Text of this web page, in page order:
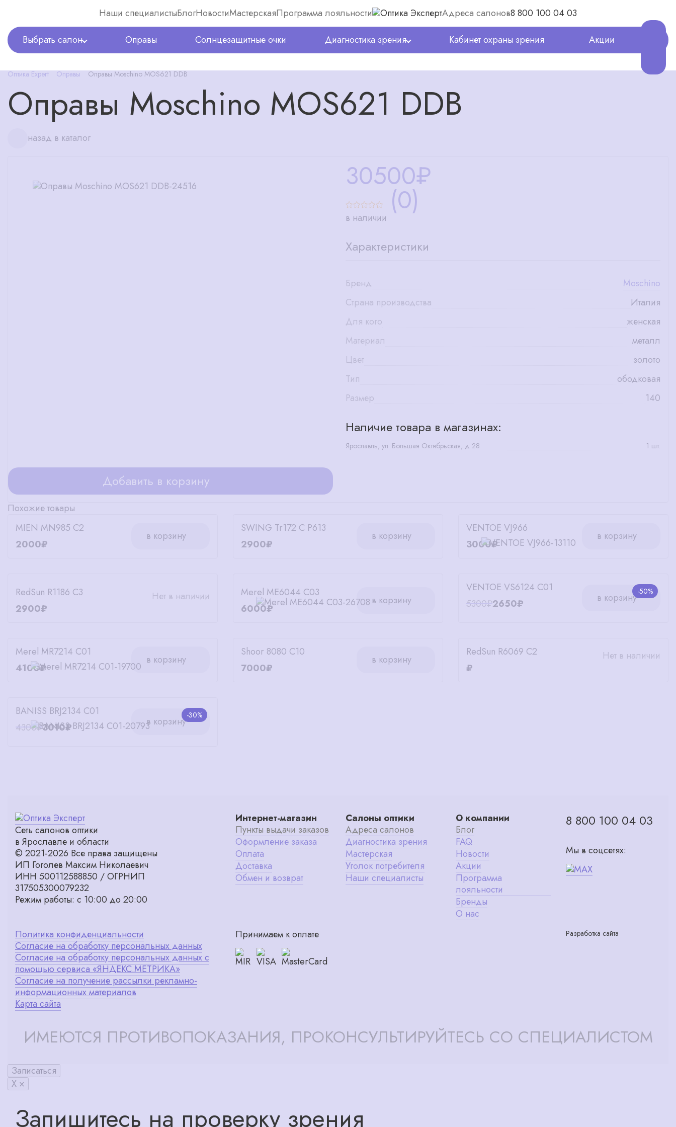
Наши специалистыБлогНовостиМастерскаяПрограмма лояльности Адреса салонов8 800 100 04 03
Выбрать салон Оправы Солнцезащитные очки Диагностика зрения Кабинет охраны зрения Акции
Оптика Expert Оправы Оправы Moschino MOS621 DDB
Оправы Moschino MOS621 DDB
назад в каталог
30500₽
(0)
в наличии
Характеристики
Бренд
Moschino
Страна производства
Италия
Для кого
женская
Материал
металл
Цвет
золото
Тип
ободковая
Размер
140
Наличие товара в магазинах:
Ярославль, ул. Большая Октябрьская, д 28 1 шт.
Добавить в корзину
Похожие товары
MIEN MN985 C2
2000₽
в корзину
SWING Tr172 C P613
2900₽
в корзину
VENTOE VJ966
3000₽
в корзину
RedSun R1186 C3
2900₽
Нет в наличии
Merel ME6044 C03
6000₽
в корзину
-50%
VENTOE VS6124 C01
5300₽2650₽ в корзину
Merel MR7214 C01
4100₽
в корзину
Shoor 8080 C10
7000₽
в корзину
RedSun R6069 C2
₽
Нет в наличии
-30%
BANISS BRJ2134 C01
4300₽3010₽ в корзину
Сеть салонов оптики
в Ярославле и области
© 2021-2026 Все права защищены
ИП Гоголев Максим Николаевич
ИНН 500112588850 / ОГРНИП
317505300079232
Режим работы: с 10:00 до 20:00
Интернет-магазин
Пункты выдачи заказов
Оформление заказа
Оплата
Доставка
Обмен и возврат
Салоны оптики
Адреса салонов
Диагностика зрения
Мастерская
Уголок потребителя
Наши специалисты
О компании
Блог
FAQ
Новости
Акции
Программа
лояльности
Бренды
О нас
8 800 100 04 03
Мы в соцсетях:
Политика конфиденциальности
Согласие на обработку персональных данных
Согласие на обработку персональных данных с
помощью сервиса «ЯНДЕКС.МЕТРИКА»
Согласие на получение рассылки рекламно-
информационных материалов
Карта сайта
Принимаем к оплате Разработка сайта
ИМЕЮТСЯ ПРОТИВОПОКАЗАНИЯ, ПРОКОНСУЛЬТИРУЙТЕСЬ СО СПЕЦИАЛИСТОМ
Записаться
X ×
Запишитесь на проверку зрения